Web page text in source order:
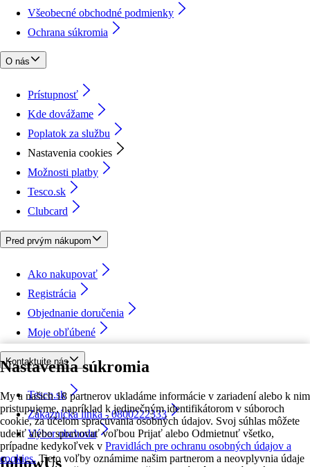
Nastavenia súkromia
My a našich 18 partnerov ukladáme informácie v zariadení alebo k nim
pristupujeme, napríklad k jedinečným identifikátorom v súboroch
cookie, za účelom spracúvania osobných údajov. Svoj súhlas môžete
udeliť alebo spravovať voľbou Prijať alebo Odmietnuť všetko,
prípadne kedykoľvek v Pravidlách pre ochranu osobných údajov a
cookies. Tieto voľby oznámime našim partnerom a neovplyvnia údaje
Všeobecné obchodné podmienky
Ochrana súkromia
O nás
Prístupnosť
Kde dovážame
Poplatok za službu
Nastavenia cookies
Možnosti platby
Tesco.sk
Clubcard
Pred prvým nákupom
Ako nakupovať
Registrácia
Objednanie doručenia
Moje obľúbené
Kontaktujte nás
Tesco.sk
Zákaznícka linka - 0800222333
Výber obchodu
followUs